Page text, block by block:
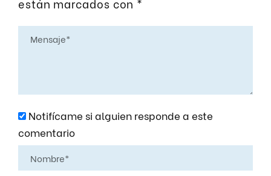
Notifícame si alguien responde a este
comentario